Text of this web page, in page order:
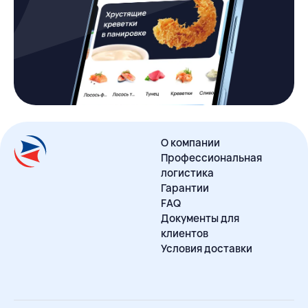
О компании
Профессиональная
логистика
Гарантии
FAQ
Документы для
клиентов
Условия доставки